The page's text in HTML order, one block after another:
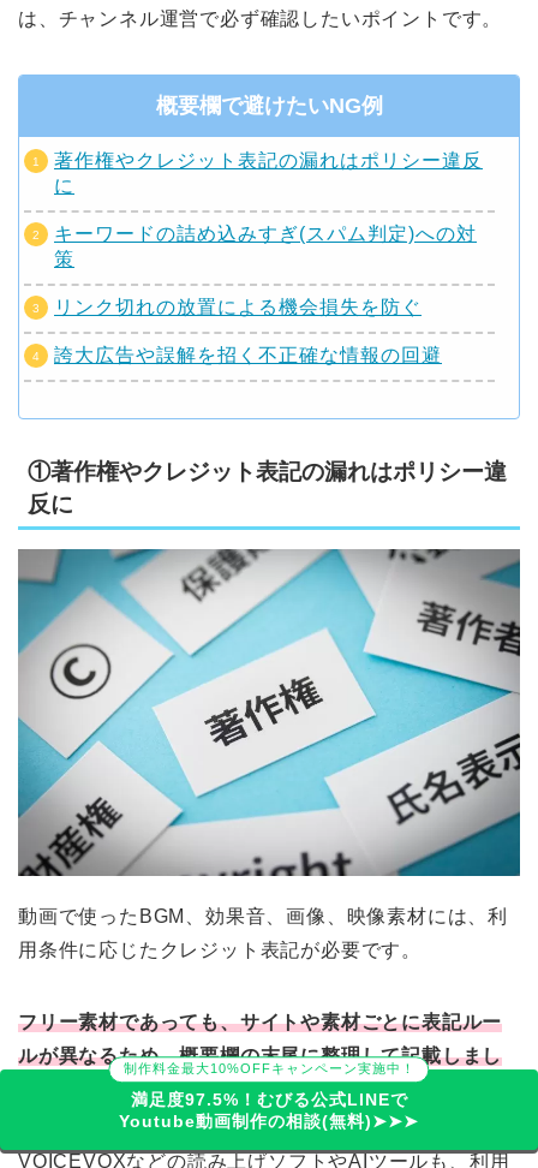
は、チャンネル運営で必ず確認したいポイントです。
概要欄で避けたいNG例
著作権やクレジット表記の漏れはポリシー違反
に
キーワードの詰め込みすぎ(スパム判定)への対
策
リンク切れの放置による機会損失を防ぐ
誇大広告や誤解を招く不正確な情報の回避
①著作権やクレジット表記の漏れはポリシー違
反に
動画で使ったBGM、効果音、画像、映像素材には、利
用条件に応じたクレジット表記が必要です。
フリー素材であっても、サイトや素材ごとに表記ルー
ルが異なるため、概要欄の末尾に整理して記載しまし
VOICEVOXなどの読み上げソフトやAIツールも、利用
制作料金最大10%OFFキャンペーン実施中！
満足度97.5%！むびる公式LINEで
Youtube動画制作の相談(無料)➤➤➤